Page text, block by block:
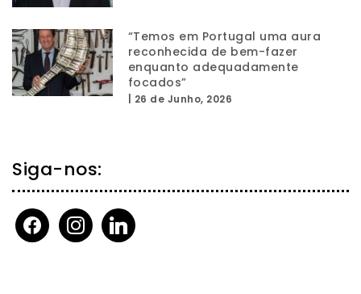
“Temos em Portugal uma aura
reconhecida de bem-fazer
enquanto adequadamente
focados”
26 de Junho, 2026
Siga-nos:
facebookinstagramlinkedin